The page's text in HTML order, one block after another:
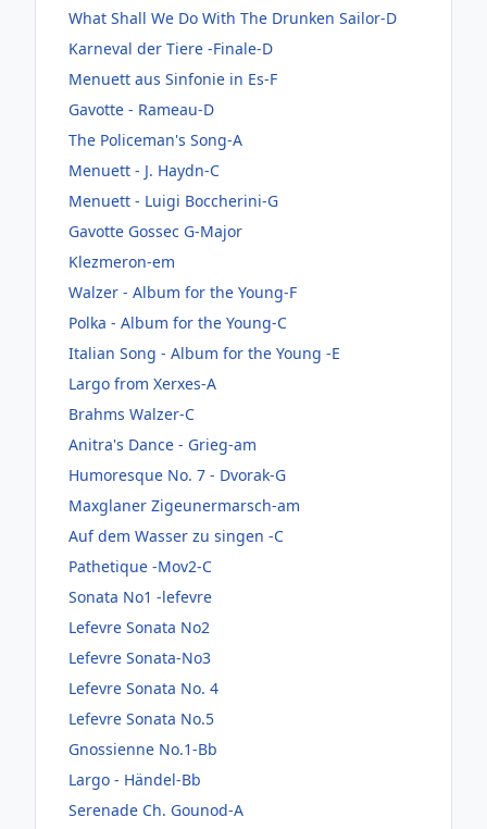
What Shall We Do With The Drunken Sailor-D
Karneval der Tiere -Finale-D
Menuett aus Sinfonie in Es-F
Gavotte - Rameau-D
The Policeman's Song-A
Menuett - J. Haydn-C
Menuett - Luigi Boccherini-G
Gavotte Gossec G-Major
Klezmeron-em
Walzer - Album for the Young-F
Polka - Album for the Young-C
Italian Song - Album for the Young -E
Largo from Xerxes-A
Brahms Walzer-C
Anitra's Dance - Grieg-am
Humoresque No. 7 - Dvorak-G
Maxglaner Zigeunermarsch-am
Auf dem Wasser zu singen -C
Pathetique -Mov2-C
Sonata No1 -lefevre
Lefevre Sonata No2
Lefevre Sonata-No3
Lefevre Sonata No. 4
Lefevre Sonata No.5
Gnossienne No.1-Bb
Largo - Händel-Bb
Serenade Ch. Gounod-A